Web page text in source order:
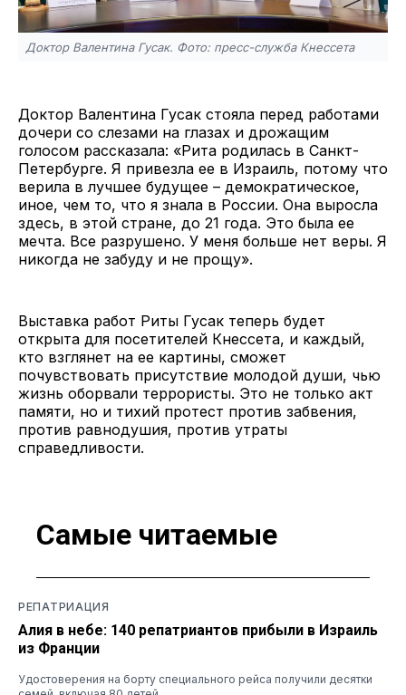
Доктор Валентина Гусак. Фото: пресс-служба Кнессета
Доктор Валентина Гусак стояла перед работами
дочери со слезами на глазах и дрожащим
голосом рассказала: «Рита родилась в Санкт-
Петербурге. Я привезла ее в Израиль, потому что
верила в лучшее будущее – демократическое,
иное, чем то, что я знала в России. Она выросла
здесь, в этой стране, до 21 года. Это была ее
мечта. Все разрушено. У меня больше нет веры. Я
никогда не забуду и не прощу».
Выставка работ Риты Гусак теперь будет
открыта для посетителей Кнессета, и каждый,
кто взглянет на ее картины, сможет
почувствовать присутствие молодой души, чью
жизнь оборвали террористы. Это не только акт
памяти, но и тихий протест против забвения,
против равнодушия, против утраты
справедливости.
Самые читаемые
РЕПАТРИАЦИЯ
Алия в небе: 140 репатриантов прибыли в Израиль
из Франции
Удостоверения на борту специального рейса получили десятки